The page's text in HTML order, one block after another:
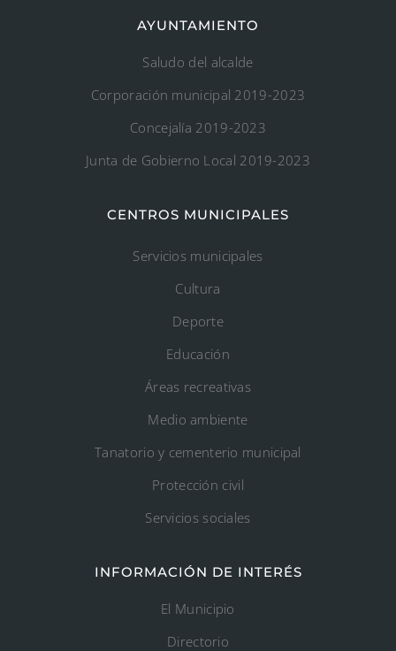
AYUNTAMIENTO
Saludo del alcalde
Corporación municipal 2019-2023
Concejalía 2019-2023
Junta de Gobierno Local 2019-2023
CENTROS MUNICIPALES
Servicios municipales
Cultura
Deporte
Educación
Áreas recreativas
Medio ambiente
Tanatorio y cementerio municipal
Protección civil
Servicios sociales
INFORMACIÓN DE INTERÉS
El Municipio
Directorio